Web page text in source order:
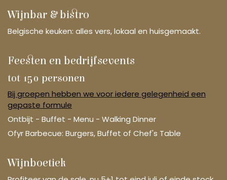
Wijnbar & bistro
Belgische keuken: alles vers, lokaal en huisgemaakt.
Feesten en bedrijfsevents
tot 150 personen
Bij groepen hebben we voor iedere gelegenheid een
gepaste formule
Ontbijt - Buffet - Menu - Walking Dinner
Ofyr Barbecue: Burgers, Buffet of Chef's Table
Wijnboetiek